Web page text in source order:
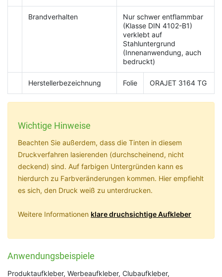
Brandverhalten
Nur schwer entflammbar
(Klasse DIN 4102-B1)
verklebt auf
Stahluntergrund
(Innenanwendung, auch
bedruckt)
Herstellerbezeichnung Folie ORAJET 3164 TG
Wichtige Hinweise
Beachten Sie außerdem, dass die Tinten in diesem
Druckverfahren lasierenden (durchscheinend, nicht
deckend) sind. Auf farbigen Untergründen kann es
hierdurch zu Farbveränderungen kommen. Hier empfiehlt
es sich, den Druck weiß zu unterdrucken.
Weitere Informationen klare druchsichtige Aufkleber
Anwendungsbeispiele
Produktaufkleber, Werbeaufkleber, Clubaufkleber,